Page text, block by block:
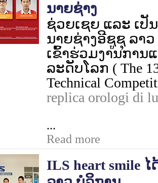
ນາຍຊ່າງ
ຊ່ວຍເຊຍ ແລະ ເປັ
ນາຍຊ່າງອີຊູຊຸ ລາ
ເຂົ້າຮ່ວມງານການ
ລະດັບໂລກ ( The
Technical
replica orologi di
...
Read more
ILS heart smile